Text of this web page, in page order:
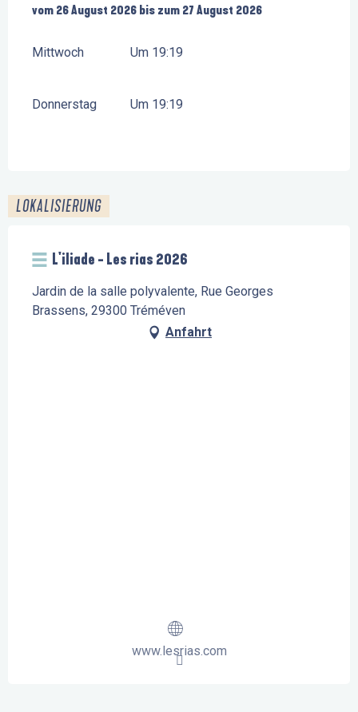
vom 26 August 2026 bis zum 27 August 2026
vom 26 August 2026 bis zum 27 August 2026
Mittwoch Um 19:19
Donnerstag Um 19:19
LOKALISIERUNG
L'iliade - Les rias 2026
Jardin de la salle polyvalente, Rue Georges
Brassens, 29300 Tréméven
Anfahrt
www.lesrias.com